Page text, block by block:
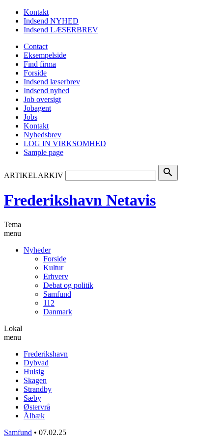
Kontakt
Indsend NYHED
Indsend LÆSERBREV
Contact
Eksempelside
Find firma
Forside
Indsend læserbrev
Indsend nyhed
Job oversigt
Jobagent
Jobs
Kontakt
Nyhedsbrev
LOG IN VIRKSOMHED
Sample page
ARTIKELARKIV search
Frederikshavn Netavis
Tema
menu
Nyheder
Forside
Kultur
Erhverv
Debat og politik
Samfund
112
Danmark
Lokal
menu
Frederikshavn
Dybvad
Hulsig
Skagen
Strandby
Sæby
Østervrå
Ålbæk
Samfund • 07.02.25